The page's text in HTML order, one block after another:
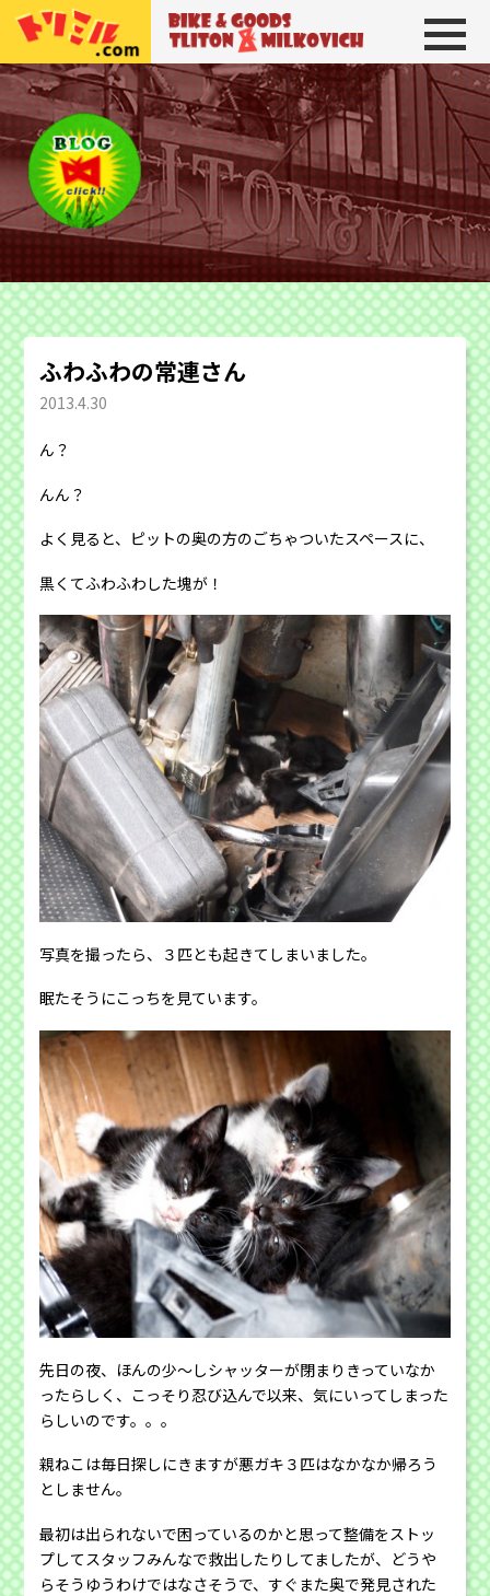
トリトン＆ミルコビッチ BIKE＆
ふわふわの常連さん
2013.4.30
ん？
んん？
よく見ると、ピットの奥の方のごちゃついたスペースに、
黒くてふわふわした塊が！
写真を撮ったら、３匹とも起きてしまいました。
眠たそうにこっちを見ています。
先日の夜、ほんの少〜しシャッターが閉まりきっていなか
ったらしく、こっそり忍び込んで以来、気にいってしまった
らしいのです。。。
親ねこは毎日探しにきますが悪ガキ３匹はなかなか帰ろう
としません。
最初は出られないで困っているのかと思って整備をストッ
プしてスタッフみんなで救出したりしてましたが、どうや
らそうゆうわけではなさそうで、すぐまた奥で発見された